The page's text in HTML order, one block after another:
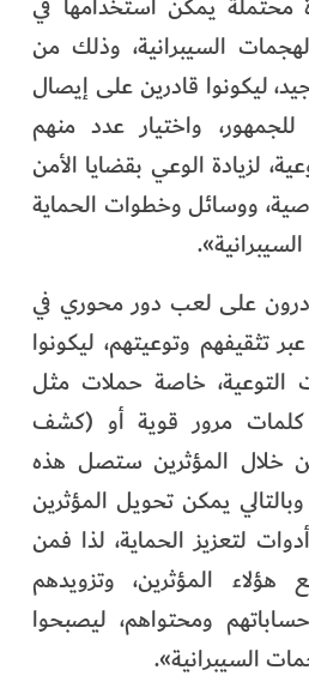
السيبرانية، وذلك من
ليكونوا قادرين على إيصال
واختيار عدد منهم
لزيادة الوعي بقضايا الأمن
ووسائل وخطوات الحماية
على لعب دور محوري في
تثقيفهم وتوعيتهم، ليكونوا
التوعية، خاصة حملات مثل
كلمات مرور قوية أو (كشف
خلال المؤثرين ستصل هذه
يمكن تحويل المؤثرين
لتعزيز الحماية، لذا فمن
المؤثرين، وتزويدهم
ومحتواهم، ليصبحوا
السيبرانية».